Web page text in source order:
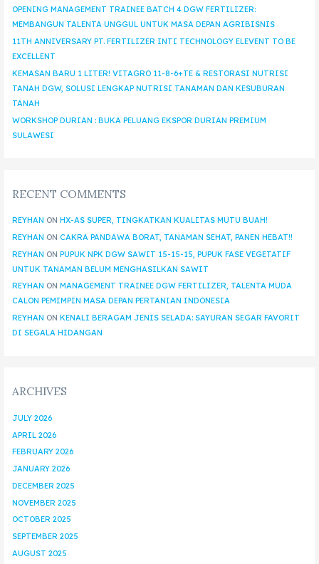
OPENING MANAGEMENT TRAINEE BATCH 4 DGW FERTILIZER:
MEMBANGUN TALENTA UNGGUL UNTUK MASA DEPAN AGRIBISNIS
11TH ANNIVERSARY PT. FERTILIZER INTI TECHNOLOGY ELEVENT TO BE
EXCELLENT
KEMASAN BARU 1 LITER! VITAGRO 11-8-6+TE & RESTORASI NUTRISI
TANAH DGW, SOLUSI LENGKAP NUTRISI TANAMAN DAN KESUBURAN
TANAH
WORKSHOP DURIAN : BUKA PELUANG EKSPOR DURIAN PREMIUM
SULAWESI
RECENT COMMENTS
REYHAN ON HX-AS SUPER, TINGKATKAN KUALITAS MUTU BUAH!
REYHAN ON CAKRA PANDAWA BORAT, TANAMAN SEHAT, PANEN HEBAT!!
REYHAN ON PUPUK NPK DGW SAWIT 15-15-15, PUPUK FASE VEGETATIF
UNTUK TANAMAN BELUM MENGHASILKAN SAWIT
REYHAN ON MANAGEMENT TRAINEE DGW FERTILIZER, TALENTA MUDA
CALON PEMIMPIN MASA DEPAN PERTANIAN INDONESIA
REYHAN ON KENALI BERAGAM JENIS SELADA: SAYURAN SEGAR FAVORIT
DI SEGALA HIDANGAN
ARCHIVES
JULY 2026
APRIL 2026
FEBRUARY 2026
JANUARY 2026
DECEMBER 2025
NOVEMBER 2025
OCTOBER 2025
SEPTEMBER 2025
AUGUST 2025